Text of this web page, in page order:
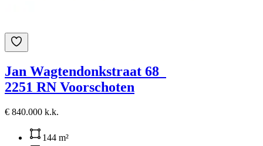
Jan Wagtendonkstraat 68
2251 RN Voorschoten
€ 840.000 k.k.
144 m²